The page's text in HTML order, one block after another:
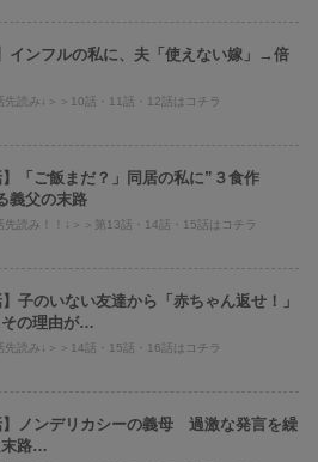
インフルの私に、夫「使えない嫁」→倍
先読み↓＞＞10話・11話・12話はコチラ
】「ご飯まだ？」同居の私に”３食作
義父の末路
先読み！！↓＞＞第13話・14話・15話はコチラ
】子のいない友達から「赤ちゃん返せ！」
の理由が…
先読み↓＞＞14話・15話・16話はコチラ
】ノンデリカシーの義母 過激な発言を繰
末路…